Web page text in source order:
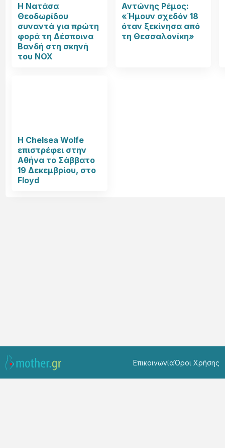
Η Νατάσα
Θεοδωρίδου
συναντά για πρώτη
φορά τη Δέσποινα
Βανδή στη σκηνή
του NOX
Αντώνης Ρέμος:
«Ήμουν σχεδόν 18
όταν ξεκίνησα από
τη Θεσσαλονίκη»
Η Chelsea Wolfe
επιστρέφει στην
Αθήνα το Σάββατο
19 Δεκεμβρίου, στο
Floyd
ΕπικοινωνίαΌροι Χρήσης